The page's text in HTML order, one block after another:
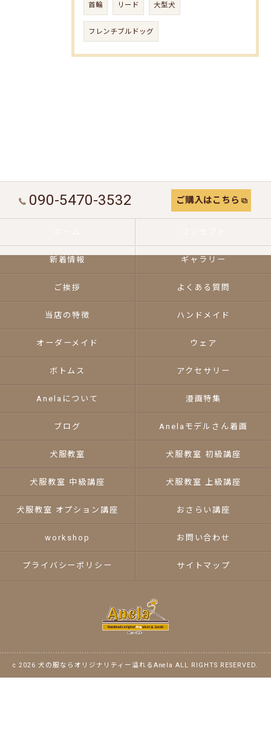
首輪 リード 大型犬
フレンチブルドッグ
090-5470-3532 ご購入はこちら
新着情報 ギャラリー
ご挨拶 よくある質問
当店の特徴 ハンドメイド
オーダーメイド ウェア
ボトムス アクセサリー
Anelaについて 漫画特集
ブログ Anelaモデルさん着画
犬服教室 犬服教室 初級講座
犬服教室 中級講座 犬服教室 上級講座
犬服教室 オプション講座 おさらい講座
workshop お問い合わせ
プライバシーポリシー サイトマップ
c 2026 犬の服ならオリジナリティー溢れるAnela ALL RIGHTS RESERVED.